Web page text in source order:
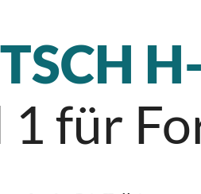
1 für